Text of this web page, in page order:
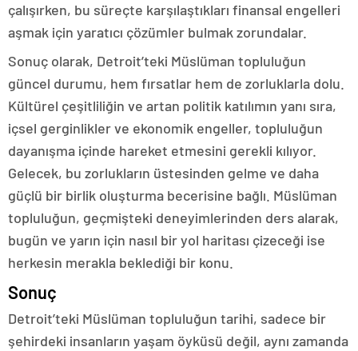
çalışırken, bu süreçte karşılaştıkları finansal engelleri
aşmak için yaratıcı çözümler bulmak zorundalar.
Sonuç olarak, Detroit’teki Müslüman topluluğun
güncel durumu, hem fırsatlar hem de zorluklarla dolu.
Kültürel çeşitliliğin ve artan politik katılımın yanı sıra,
içsel gerginlikler ve ekonomik engeller, topluluğun
dayanışma içinde hareket etmesini gerekli kılıyor.
Gelecek, bu zorlukların üstesinden gelme ve daha
güçlü bir birlik oluşturma becerisine bağlı. Müslüman
topluluğun, geçmişteki deneyimlerinden ders alarak,
bugün ve yarın için nasıl bir yol haritası çizeceği ise
herkesin merakla beklediği bir konu.
Sonuç
Detroit’teki Müslüman topluluğun tarihi, sadece bir
şehirdeki insanların yaşam öyküsü değil, aynı zamanda